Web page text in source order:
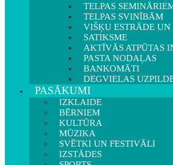
TELPAS
TELPAS SVINĪBĀM
VIŠĶU ESTRĀDE UN
SATIKSME
AKTĪVĀS ATPŪTAS
PASTA NODAĻAS
BANKOMĀTI
DEGVIELAS
PASĀKUMI
IZKLAIDE
BĒRNIEM
KULTŪRA
MŪZIKA
SVĒTKI UN FESTIVĀLI
IZSTĀDES